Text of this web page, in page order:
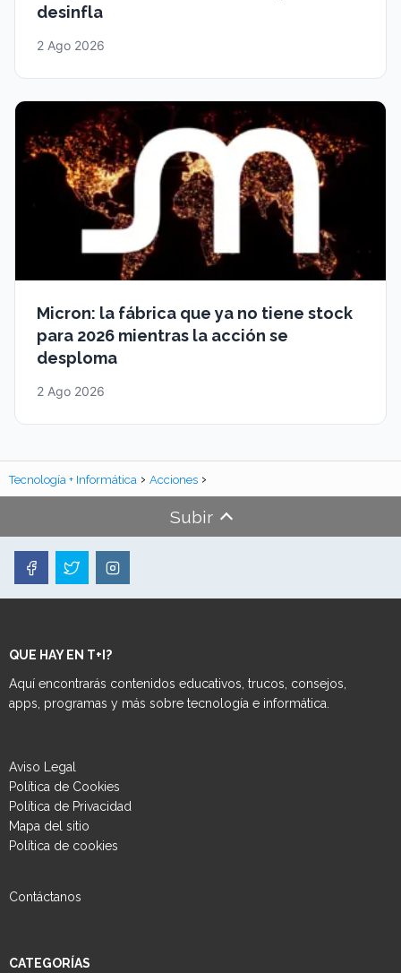
desinfla
2 Ago 2026
Micron: la fábrica que ya no tiene stock
para 2026 mientras la acción se
desploma
2 Ago 2026
Tecnología + Informática Acciones
Subir
QUE HAY EN T+I?
Aquí encontrarás contenidos educativos, trucos, consejos,
apps, programas y más sobre tecnología e informática.
Aviso Legal
Política de Cookies
Política de Privacidad
Mapa del sitio
Política de cookies
Contáctanos
CATEGORÍAS